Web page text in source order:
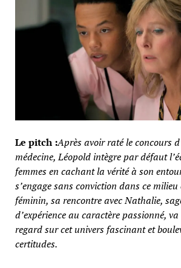
Le pitch :Après avoir raté le concours
médecine, Léopold intègre par défaut
femmes en cachant la vérité à son
s’engage sans conviction dans ce
féminin, sa rencontre avec Nathalie,
d’expérience au caractère passionné,
regard sur cet univers fascinant et
certitudes.